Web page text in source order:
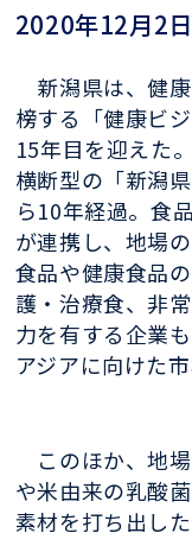
2020年12月2日
新潟県は、健
榜する「健康ビ
15年目を迎えた
横断型の「新潟
ら10年経過。食
が連携し、地場
食品や健康食品
護・治療食、非
力を有する企業
アジアに向けた
このほか、地
や米由来の乳酸
素材を打ち出し